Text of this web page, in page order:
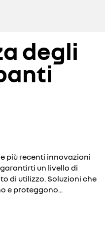
degli
più recenti innovazioni
un livello di
di utilizzo. Soluzioni che
e proteggono...